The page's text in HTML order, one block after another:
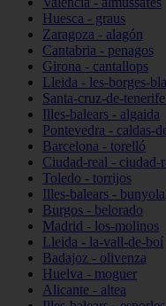
Huesca - graus
Zaragoza - alagón
Cantabria - penagos
Girona - cantallops
Lleida - les-borges-
Santa-cruz-de-
Illes-balears - algaida
Pontevedra - caldas-
Barcelona - torelló
Ciudad-real - ciudad-
Toledo - torrijos
Illes-balears - bunyola
Burgos - belorado
Madrid - los-molinos
Lleida - la-vall-de-boí
Badajoz - olivenza
Huelva - moguer
Alicante - altea